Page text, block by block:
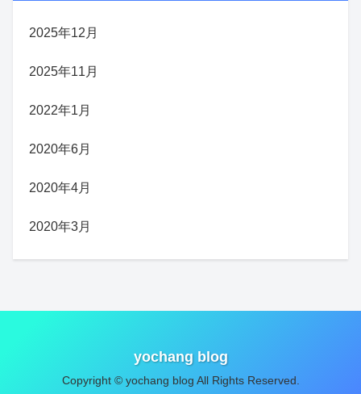
2025年12月
2025年11月
2022年1月
2020年6月
2020年4月
2020年3月
yochang blog
Copyright © yochang blog All Rights Reserved.